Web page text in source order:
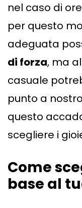
nel caso di
per questo
adeguata
di forza, ma
casuale
punto a
questo
scegliere i
Come
base al